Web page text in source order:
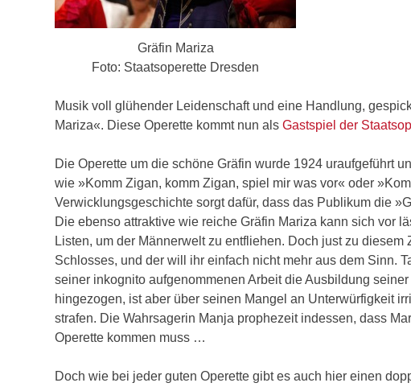
Gräfin Mariza
Foto: Staatsoperette Dresden
Musik voll glühender Leidenschaft und eine Handlung,
Mariza«. Diese Operette kommt nun als Gastspiel der
Die Operette um die schöne Gräfin wurde 1924 uraufgeführt
wie »Komm Zigan, komm Zigan, spiel mir was vor« oder
Verwicklungsgeschichte sorgt dafür, dass das Publikum die
Die ebenso attraktive wie reiche Gräfin Mariza kann sich vor
Listen, um der Männerwelt zu entfliehen. Doch just zu
Schlosses, und der will ihr einfach nicht mehr aus dem Sinn.
seiner inkognito aufgenommenen Arbeit die Ausbildung
hingezogen, ist aber über seinen Mangel an Unterwürfigkeit
strafen. Die Wahrsagerin Manja prophezeit indessen, dass
Operette kommen muss …
Doch wie bei jeder guten Operette gibt es auch hier einen